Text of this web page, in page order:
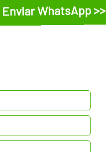
Enviar WhatsApp >>